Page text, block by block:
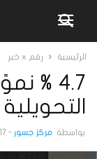
الرئيسية رقم x خبر
4.7 %
بواسطة مركز جسور - 17 أكتوبر 2024